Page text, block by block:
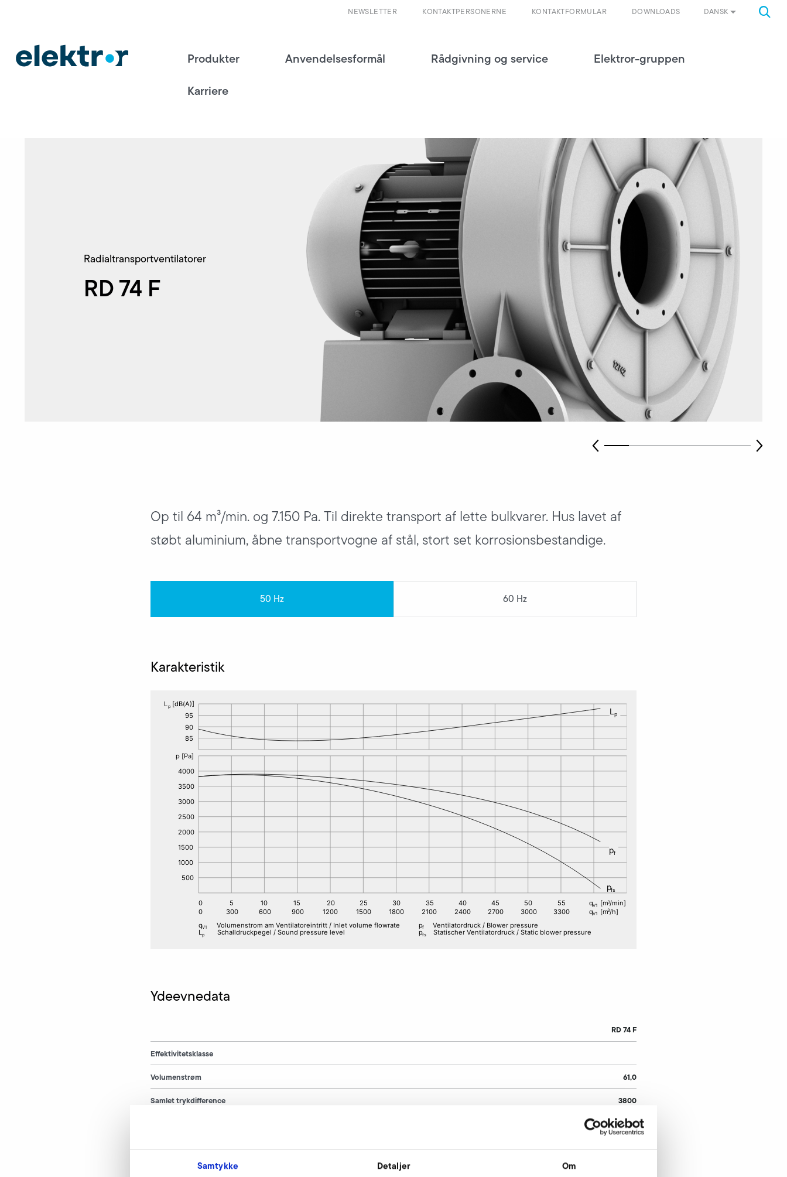
Samtykke Detaljer Om
DANSK
DOWNLOADS
KONTAKTFORMULAR
KONTAKTPERSONERNE
NEWSLETTER
Produkter Anvendelsesformål Rådgivning og service
Elektror-gruppen
Karriere
Radialtransportventilatorer
RD 74 F
Op til 64 m³/min. og 7.150 Pa. Til direkte transport af lette bulkvarer. Hus lavet af
støbt aluminium, åbne transportvogne af stål, stort set korrosionsbestandige.
50 Hz 60 Hz
Karakteristik
Ydeevnedata
Effektivitetsklasse
Volumenstrøm
Samlet trykdifference
Frekvens
Strømforbrug
RD 74 F
61,0
3800
400
50